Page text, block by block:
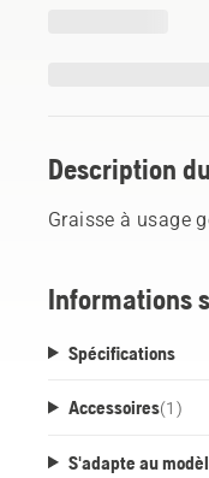
Description
Graisse à usage
Informations
Spécifications
Accessoires(1 )
S'adapte au